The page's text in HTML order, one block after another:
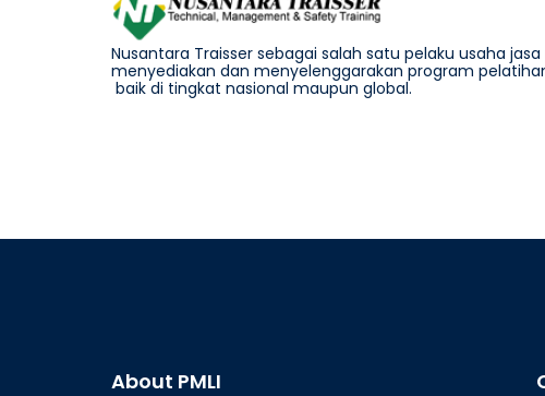
Nusantara Traisser sebagai salah satu pelaku usaha
menyediakan dan menyelenggarakan program
baik di tingkat nasional maupun global.
About PMLI